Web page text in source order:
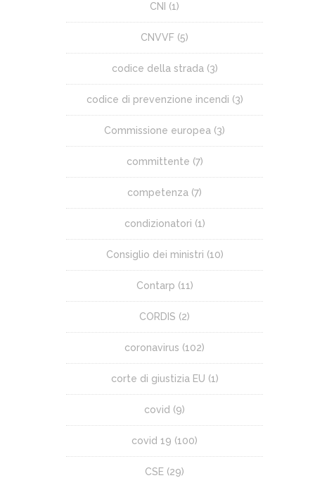
CNI (1)
CNVVF (5)
codice della strada (3)
codice di prevenzione incendi (3)
Commissione europea (3)
committente (7)
competenza (7)
condizionatori (1)
Consiglio dei ministri (10)
Contarp (11)
CORDIS (2)
coronavirus (102)
corte di giustizia EU (1)
covid (9)
covid 19 (100)
CSE (29)